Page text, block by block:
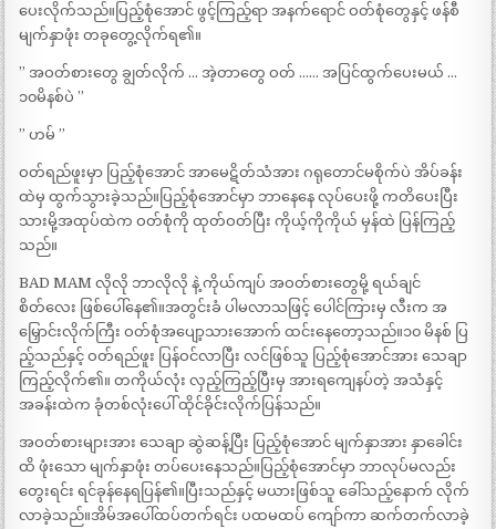
ပေးလိုက်သည်။ပြည့်စုံအောင် ဖွင့်ကြည့်ရာ အနက်ရောင် ဝတ်စုံတွေနှင့် ဖန်စီ
မျက်နှာဖုံး တခုတွေ့လိုက်ရ၏။
” အဝတ်စားတွေ ချွတ်လိုက် … အဲ့တာတွေ ဝတ် …… အပြင်ထွက်ပေးမယ် …
၁၀မိနစ်ပဲ ”
” ဟမ် ”
ဝတ်ရည်ဖူးမှာ ပြည့်စုံအောင် အာမေဋိတ်သံအား ဂရုတောင်မစိုက်ပဲ အိပ်ခန်း
ထဲမှ ထွက်သွားခဲ့သည်။ပြည့်စုံအောင်မှာ ဘာနေနေ လုပ်ပေးဖို့ ကတိပေးပြီး
သားမို့အထုပ်ထဲက ဝတ်စုံကို ထုတ်ဝတ်ပြီး ကိုယ့်ကိုကိုယ် မှန်ထဲ ပြန်ကြည့်
သည်။
BAD MAM လိုလို ဘာလိုလို နဲ့ ကိုယ်ကျပ် အဝတ်စားတွေမို့ ရယ်ချင်
စိတ်လေး ဖြစ်ပေါ်နေ၏။အတွင်းခံ ပါမလာသဖြင့် ပေါင်ကြားမှ လီးက အ
မြှောင်းလိုက်ကြီး ဝတ်စုံအပျော့သားအောက် ထင်းနေတော့သည်။၁၀ မိနစ် ပြ
ည့်သည်နှင့် ဝတ်ရည်ဖူး ပြန်ဝင်လာပြီး လင်ဖြစ်သူ ပြည့်စုံအောင်အား သေချာ
ကြည့်လိုက်၏။ တကိုယ်လုံး လှည့်ကြည့်ပြီးမှ အားရကျေနပ်တဲ့ အသံနှင့်
အခန်းထဲက ခုံတစ်လုံးပေါ် ထိုင်ခိုင်းလိုက်ပြန်သည်။
အဝတ်စားများအား သေချာ ဆွဲဆန့်ပြီး ပြည့်စုံအောင် မျက်နှာအား နှာခေါင်း
ထိ ဖုံးသော မျက်နှာဖုံး တပ်ပေးနေသည်။ပြည့်စုံအောင်မှာ ဘာလုပ်မလည်း
တွေးရင်း ရင်ခုန်နေရပြန်၏။ပြီးသည်နှင့် မယားဖြစ်သူ ခေါ်သည့်နောက် လိုက်
လာခဲ့သည်။အိမ်အပေါ်ထပ်တက်ရင်း ပထမထပ် ကျော်ကာ ဆက်တက်လာခဲ့